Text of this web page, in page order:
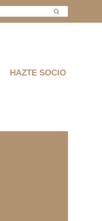
HAZTE SOCIO